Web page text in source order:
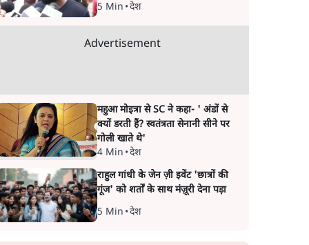
5 Min •देश
Advertisement
महुआ मोइत्रा से SC ने कहा- ' अंडों से
क्यों डरती हैं? स्वतंत्रता सेनानी सीने पर
गोली खाते थे'
4 Min •देश
राहुल गांधी के जेन ज़ी इवेंट 'छात्रों की
गूंज' को शर्तों के साथ मंज़ूरी देना पड़ा
5 Min •देश